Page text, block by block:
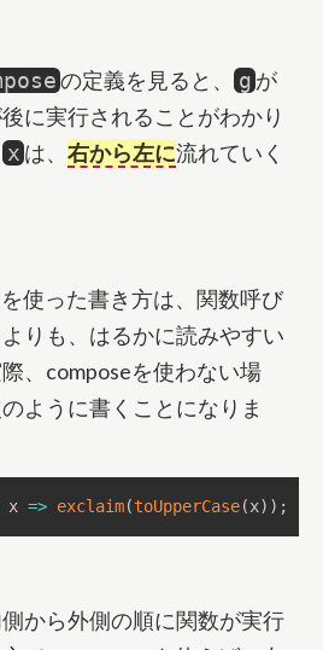
の定義を見ると、 g が
に実行されることがわかり
x は、右から左に流れていく
使った書き方は、関数呼び
りも、はるかに読みやすい
、composeを使わない場
ように書くことになりま
x => exclaim(toUpperCase(x) ) ;
から外側の順に関数が実行